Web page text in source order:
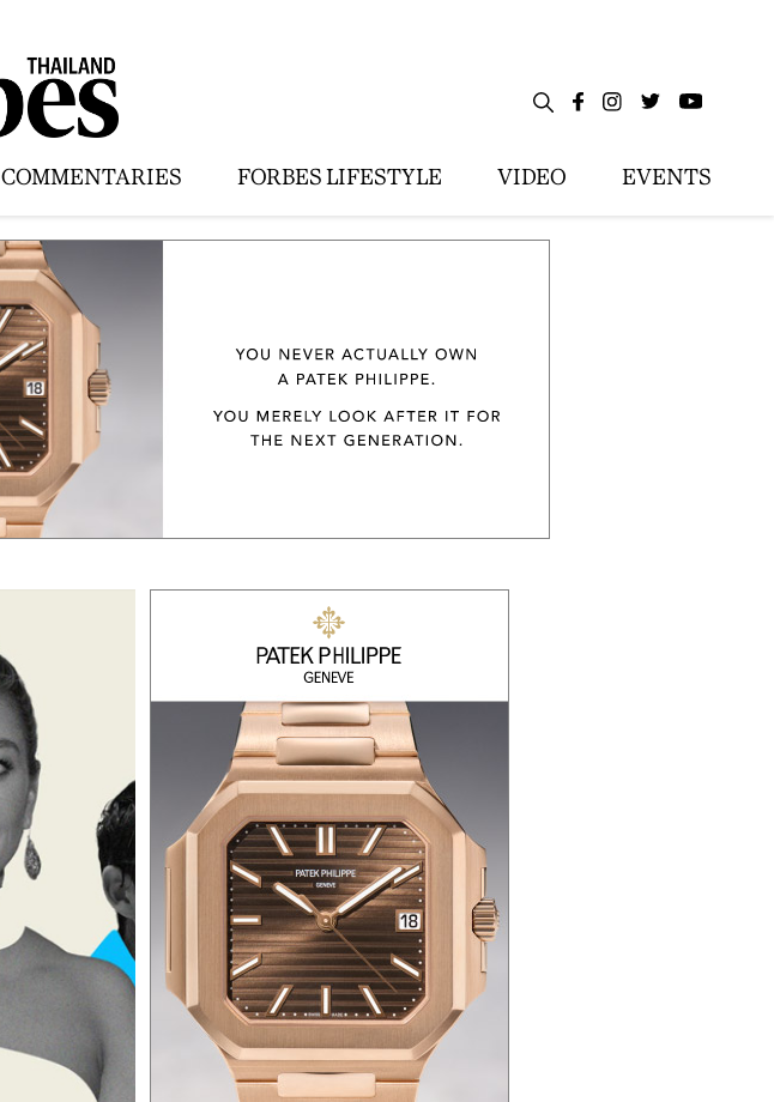
COMMENTARIES FORBES LIFESTYLE VIDEO EVENTS